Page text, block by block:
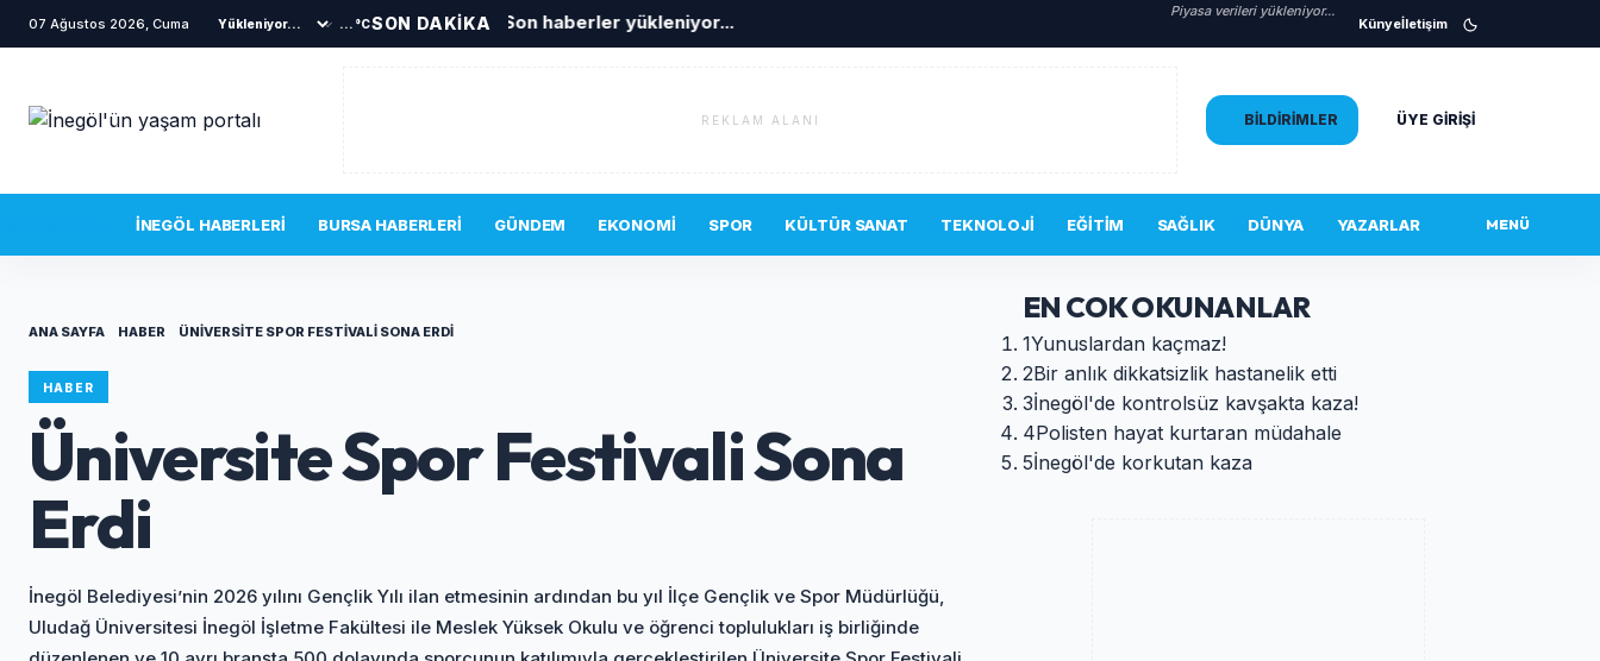
07 Ağustos 2026, Cuma ...°CSON DAKİKA Son haberler yükleniyor... Piyasa verileri yükleniyor...
Künyeİletişim
REKLAM ALANI BILDIRIMLER ÜYE GIRIŞI
İNEGÖL HABERLERI BURSA HABERLERI GÜNDEM EKONOMI SPOR KÜLTÜR SANAT TEKNOLOJI EĞITIM SAĞLIK DÜNYA YAZARLAR MENÜ
ANA SAYFA HABER ÜNIVERSITE SPOR FESTIVALI SONA ERDI
HABER
Üniversite Spor Festivali Sona
Erdi
İnegöl Belediyesi’nin 2026 yılını Gençlik Yılı ilan etmesinin ardından bu yıl İlçe Gençlik ve Spor Müdürlüğü,
Uludağ Üniversitesi İnegöl İşletme Fakültesi ile Meslek Yüksek Okulu ve öğrenci toplulukları iş birliğinde
EN COK OKUNANLAR
1Yunuslardan kaçmaz!
2Bir anlık dikkatsizlik hastanelik etti
3İnegöl'de kontrolsüz kavşakta kaza!
4Polisten hayat kurtaran müdahale
5İnegöl'de korkutan kaza